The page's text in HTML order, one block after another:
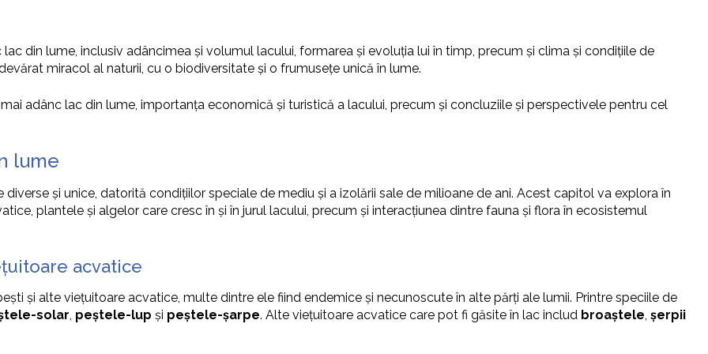
din lume, inclusiv adâncimea și volumul lacului, formarea și evoluția lui în timp, precum și clima și condițiile de
miracol al naturii, cu o biodiversitate și o frumusețe unică în lume.
adânc lac din lume, importanța economică și turistică a lacului, precum și concluziile și perspectivele pentru cel
lume
și unice, datorită condițiilor speciale de mediu și a izolării sale de milioane de ani. Acest capitol va explora în
plantele și algelor care cresc în și în jurul lacului, precum și interacțiunea dintre fauna și flora în ecosistemul
acvatice
și alte viețuitoare acvatice, multe dintre ele fiind endemice și necunoscute în alte părți ale lumii. Printre speciile de
solar, peștele-lup și peștele-șarpe. Alte viețuitoare acvatice care pot fi găsite în lac includ broaștele, șerpii